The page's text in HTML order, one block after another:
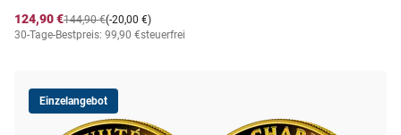
124,90 €
(-20,00 €)
144,90 €
30-Tage-Bestpreis: 99,90 €steuerfrei
Einzelangebot